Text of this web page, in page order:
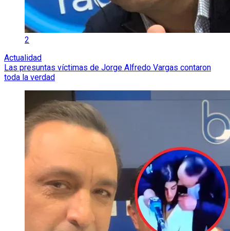
2
Actualidad
Las presuntas víctimas de Jorge Alfredo Vargas contaron
toda la verdad